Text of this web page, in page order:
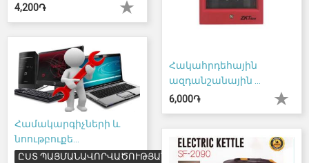
4,200֏
Հակահրդեհային
ազդանշանային ...
6,000֏
Համակարգիչների և
նոութբուքե...
ԸՍՏ ՊԱՅՄԱՆԱՎՈՐՎԱԾՈՒԹՅԱՆ